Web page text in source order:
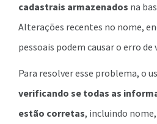
cadastrais armazenados na
Alterações recentes no nome,
pessoais podem causar o erro de
Para resolver esse problema, o
verificando se todas as
estão corretas, incluindo